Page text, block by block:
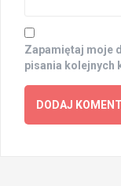
Zapamiętaj moje
pisania kolejnych